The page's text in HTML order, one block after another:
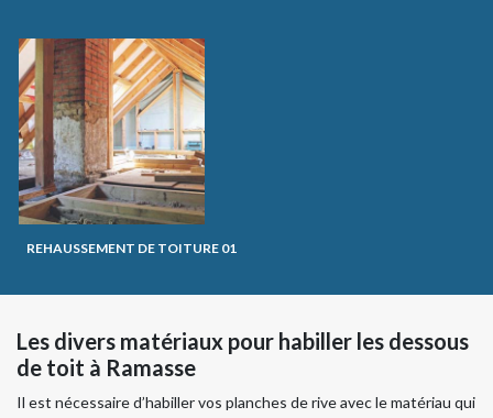
REHAUSSEMENT DE TOITURE 01
Les divers matériaux pour habiller les dessous
de toit à Ramasse
Il est nécessaire d’habiller vos planches de rive avec le matériau qui